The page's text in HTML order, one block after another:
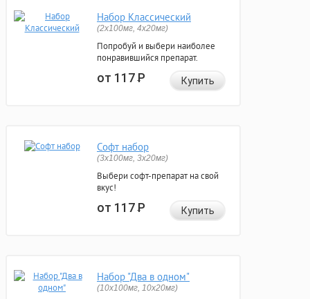
Набор Классический
(2x100мг, 4x20мг)
Попробуй и выбери наиболее
понравившийся препарат.
от 117Р Купить
Софт набор
(3x100мг, 3x20мг)
Выбери софт-препарат на свой
вкус!
от 117Р Купить
Набор "Два в одном"
(10x100мг, 10x20мг)